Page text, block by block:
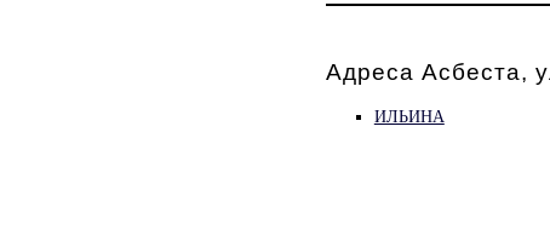
Адреса Асбеста,
ИЛЬИНА